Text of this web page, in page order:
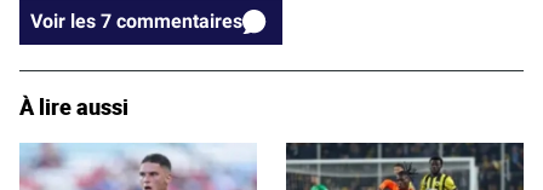
Voir les 7 commentaires
À lire aussi